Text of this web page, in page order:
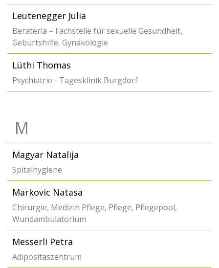
Leutenegger Julia
Berateria – Fachstelle für sexuelle Gesundheit,
Geburtshilfe, Gynäkologie
Lüthi Thomas
Psychiatrie - Tagesklinik Burgdorf
M
Magyar Natalija
Spitalhygiene
Markovic Natasa
Chirurgie, Medizin Pflege, Pflege, Pflegepool,
Wundambulatorium
Messerli Petra
Adipositaszentrum